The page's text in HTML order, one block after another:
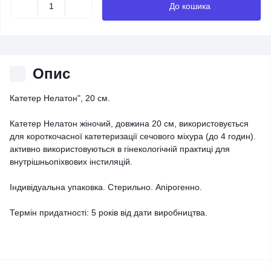
До кошика
Опис
Катетер Нелатон", 20 см.
Катетер Нелатон жіночий, довжина 20 см, використовується
для короткочасної катетеризації сечового міхура (до 4 годин).
активно використовуються в гінекологічній практиці для
внутрішньопіхвових інстиляцій.
Індивідуальна упаковка. Стерильно. Апірогенно.
Термін придатності: 5 років від дати виробництва.